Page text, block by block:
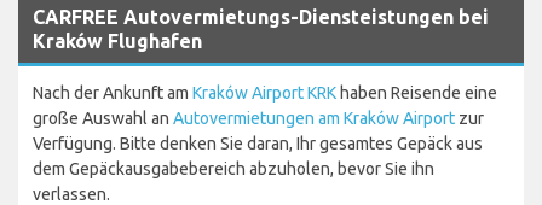
CARFREE Autovermietungs-Diensteistungen bei
Kraków Flughafen
Nach der Ankunft am Kraków Airport KRKhaben Reisende eine
große Auswahl an Autovermietungen am Kraków Airport zur
Verfügung. Bitte denken Sie daran, Ihr gesamtes Gepäck aus
dem Gepäckausgabebereich abzuholen, bevor Sie ihn
verlassen.